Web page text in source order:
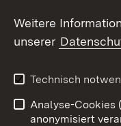
X / Twitter
Youtube
Impressum
Weitere
unserer
Technisch
Analyse-Cookies
anonymisiert